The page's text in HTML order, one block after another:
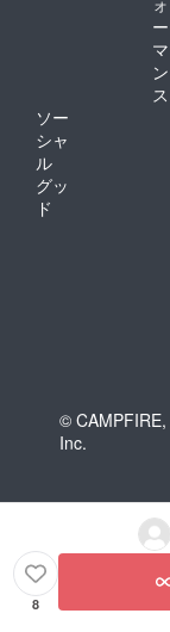
ー
マ
ン
ス
ソー
シャ
ル
グッ
ド
© CAMPFIRE,
Inc.
8